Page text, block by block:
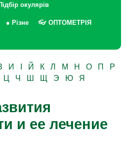
окулярів
● Різне 👓 ОПТОМЕТРІЯ
И Й К Л М Н О П
Р
Ц Ч Ш Щ Э Ю Я
и ее лечение